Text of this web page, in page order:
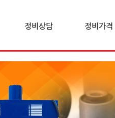
정비상담 정비가격